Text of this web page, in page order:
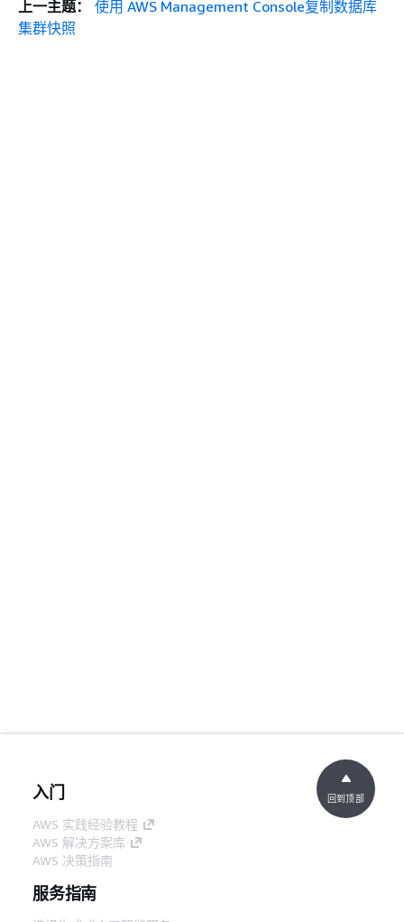
上一主题：
使用 AWS Management Console复制数据库
集群快照
入门
AWS 实践经验教程
AWS 解决方案库
AWS 决策指南
服务指南
回到顶部